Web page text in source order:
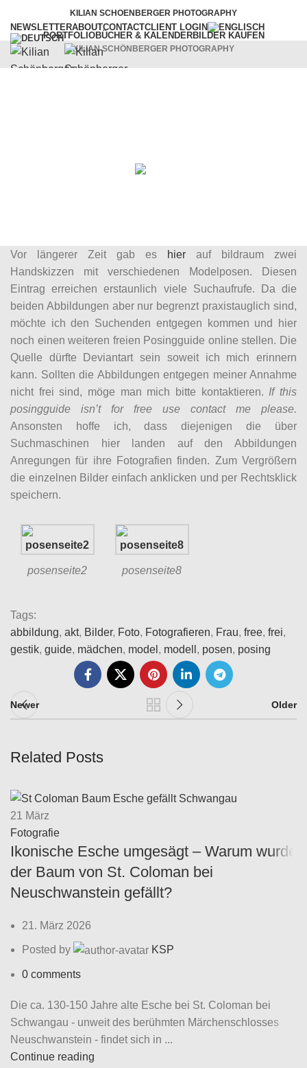
KILIAN SCHOENBERGER PHOTOGRAPHY
NEWSLETTERABOUTCONTACTCLIENT LOGIN
KILIAN SCHÖNBERGER PHOTOGRAPHY
PORTFOLIOBÜCHER & KALENDERBILDER KAUFEN
Vor längerer Zeit gab es hier auf bildraum zwei
Handskizzen mit verschiedenen Modelposen. Diesen
Eintrag erreichen erstaunlich viele Suchaufrufe. Da die
beiden Abbildungen aber nur begrenzt praxistauglich sind,
möchte ich den Suchenden entgegen kommen und hier
noch einen weiteren freien Posingguide online stellen. Die
Quelle dürfte Deviantart sein soweit ich mich erinnern
kann. Sollten die Abbildungen entgegen meiner Annahme
nicht frei sind, möge man mich bitte kontaktieren. If this
posingguide isn’t for free use contact me please.
Ansonsten hoffe ich, dass diejenigen die über
Suchmaschinen hier landen auf den Abbildungen
Anregungen für ihre Fotografien finden. Zum Vergrößern
die einzelnen Bilder einfach anklicken und per Rechtsklick
speichern.
posenseite2 posenseite8
Tags:
abbildung, akt, Bilder, Foto, Fotografieren, Frau, free, frei,
gestik, guide, mädchen, model , modell , posen, posing
Newer Older
Related Posts
21 März
Fotografie
Ikonische Esche umgesägt – Warum wurde
der Baum von St. Coloman bei
Neuschwanstein gefällt?
21. März 2026
Posted by KSP
0 comments
Die ca. 130-150 Jahre alte Esche bei St. Coloman bei
Schwangau - unweit des berühmten Märchenschlosses
Neuschwanstein - findet sich in ...
Continue reading